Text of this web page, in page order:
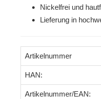
Nickelfrei und
Lieferung in
Artikelnummer
HAN:
Artikelnummer/EAN: